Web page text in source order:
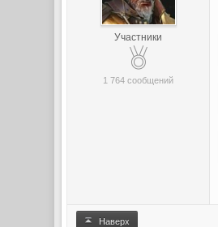
Участники
1 764 сообщений
Наверх